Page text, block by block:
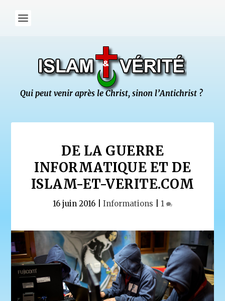
DE LA GUERRE
INFORMATIQUE ET DE
ISLAM-ET-VERITE.COM
16 juin 2016 Informations 1